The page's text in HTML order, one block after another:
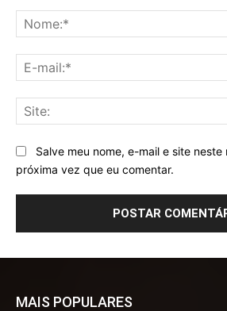
Salve meu nome, e-mail e site
próxima vez que eu comentar.
MAIS POPULARES